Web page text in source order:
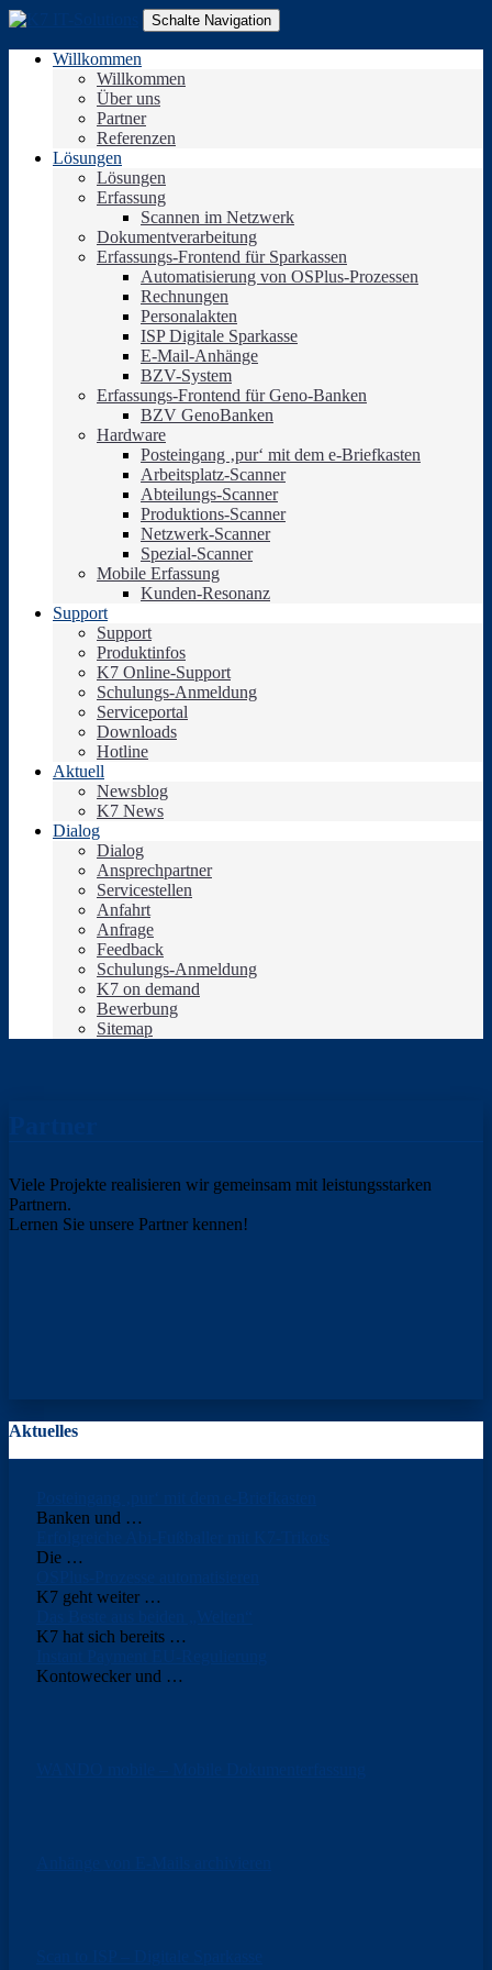
Schalte Navigation
Willkommen
Willkommen
Über uns
Partner
Referenzen
Lösungen
Lösungen
Erfassung
Scannen im Netzwerk
Dokumentverarbeitung
Erfassungs-Frontend für Sparkassen
Automatisierung von OSPlus-Prozessen
Rechnungen
Personalakten
ISP Digitale Sparkasse
E-Mail-Anhänge
BZV-System
Erfassungs-Frontend für Geno-Banken
BZV GenoBanken
Hardware
Posteingang ‚pur‘ mit dem e-Briefkasten
Arbeitsplatz-Scanner
Abteilungs-Scanner
Produktions-Scanner
Netzwerk-Scanner
Spezial-Scanner
Mobile Erfassung
Kunden-Resonanz
Support
Support
Produktinfos
K7 Online-Support
Schulungs-Anmeldung
Serviceportal
Downloads
Hotline
Aktuell
Newsblog
K7 News
Dialog
Dialog
Ansprechpartner
Servicestellen
Anfahrt
Anfrage
Feedback
Schulungs-Anmeldung
K7 on demand
Bewerbung
Sitemap
Viele Projekte realisieren wir gemeinsam mit leistungsstarken
Partnern.
Lernen Sie unsere Partner kennen!
Aktuelles
Banken und …
Die …
K7 geht weiter …
K7 hat sich bereits …
Kontowecker und …